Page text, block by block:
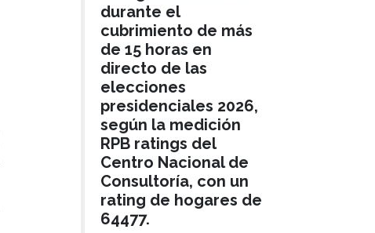
durante el
cubrimiento de más
de 15 horas en
directo de las
elecciones
presidenciales 2026,
según la medición
RPB ratings del
Centro Nacional de
Consultoría, con un
rating de hogares de
64477.